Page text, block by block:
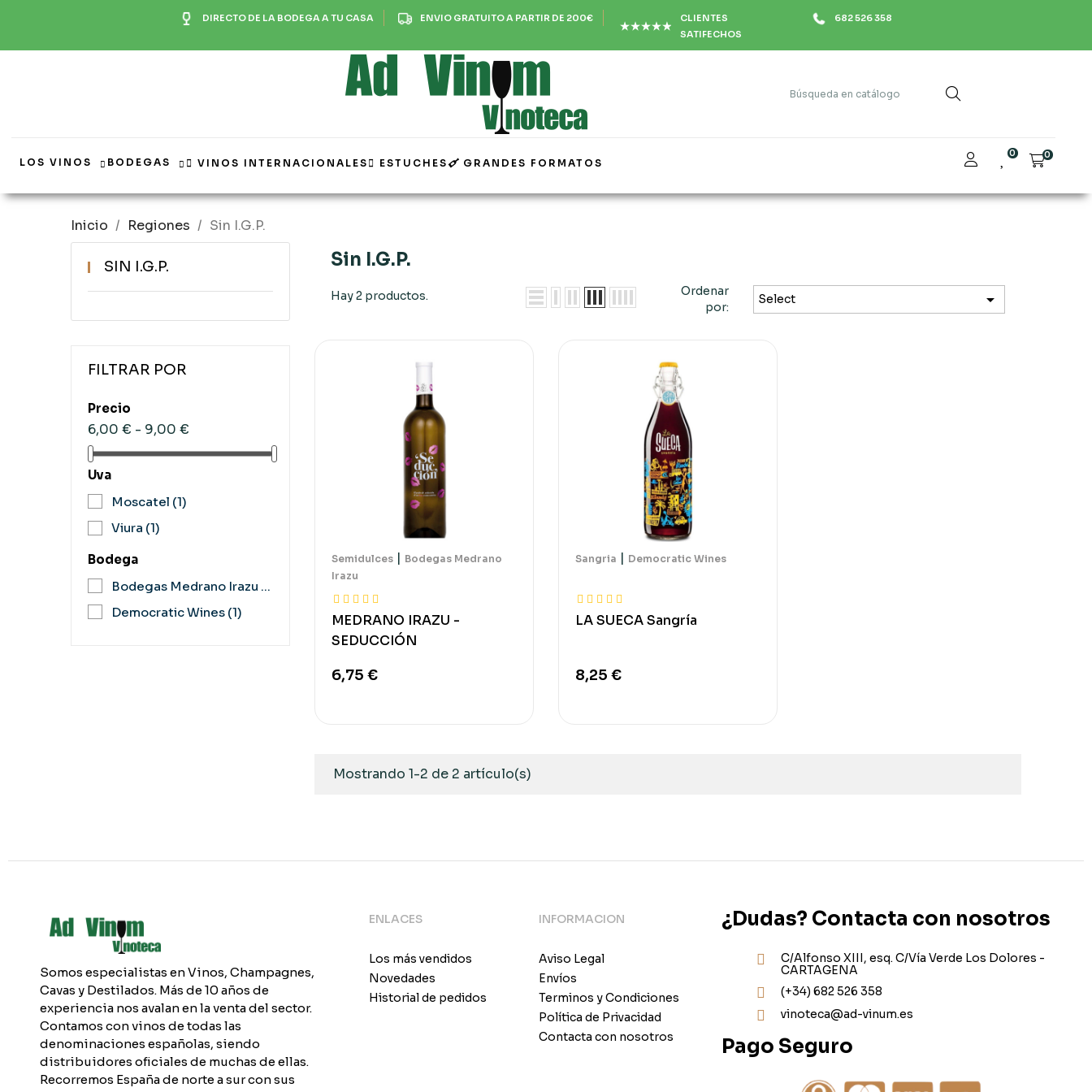
DIRECTO DE LA BODEGA A TU CASA ENVIO GRATUITO A PARTIR DE 200€
CLIENTES
SATIFECHOS
682 526 358
LOS VINOS BODEGAS VINOS INTERNACIONALES ESTUCHES GRANDES FORMATOS
0 0
Inicio Regiones Sin I.G.P.
SIN I.G.P.
FILTRAR POR
Precio
6,00 € - 9,00 €
Uva
Moscatel (1)
Viura (1)
Bodega
Bodegas Medrano Irazu
(1)
Democratic Wines (1)
Sin I.G.P.
Hay 2 productos.
Ordenar
por:
Select 
Semidulces | Bodegas Medrano
Irazu
MEDRANO IRAZU -
SEDUCCIÓN
6,75 €
Sangria | Democratic Wines
LA SUECA Sangría
8,25 €
Mostrando 1-2 de 2 artículo(s)
Somos especialistas en Vinos, Champagnes,
Cavas y Destilados. Más de 10 años de
experiencia nos avalan en la venta del sector.
Contamos con vinos de todas las
denominaciones españolas, siendo
distribuidores oficiales de muchas de ellas.
Recorremos España de norte a sur con sus
ENLACES
Los más vendidos
Novedades
Historial de pedidos
INFORMACION
Aviso Legal
Envíos
Terminos y Condiciones
Política de Privacidad
Contacta con nosotros
¿Dudas? Contacta con nosotros
C/Alfonso XIII, esq. C/Vía Verde Los Dolores -
CARTAGENA
(+34) 682 526 358
vinoteca@ad-vinum.es
Pago Seguro